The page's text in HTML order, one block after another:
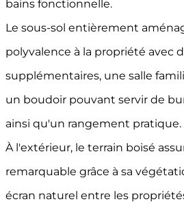
bains fonctionnelle.
Le sous-sol entièrement
polyvalence à la propriété avec
supplémentaires, une salle
un boudoir pouvant servir de
ainsi qu'un rangement pratique.
À l'extérieur, le terrain boisé
remarquable grâce à sa
écran naturel entre les